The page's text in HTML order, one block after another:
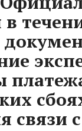
связи